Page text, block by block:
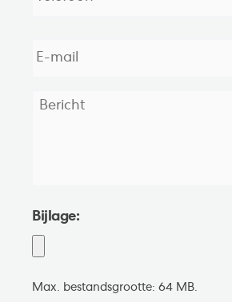
mail *
Bericht *
Bijlage:
Max. bestandsgrootte: 64 MB.